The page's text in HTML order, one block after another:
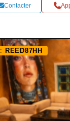
Contacter
REED87HH